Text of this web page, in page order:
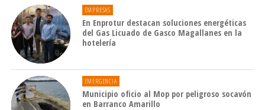
EMPRESAS
En Enprotur destacan soluciones energéticas
del Gas Licuado de Gasco Magallanes en la
hotelería
EMERGENCIA
Municipio oficio al Mop por peligroso socavón
en Barranco Amarillo